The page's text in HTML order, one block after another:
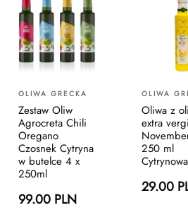
OLIWA GRECKA
Zestaw Oliw
Agrocreta Chili
Oregano
Czosnek Cytryna
w butelce 4 x
250ml
99.00 PLN
OLIWA
Oliwa z
extra
250 ml
Cytrynowa
29.00